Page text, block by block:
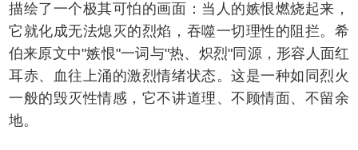
描绘了一个极其可怕的画面：当人的嫉恨燃烧起来，
它就化成无法熄灭的烈焰，吞噬一切理性的阻拦。希
伯来原文中"嫉恨"一词与"热、炽烈"同源，形容人面红
耳赤、血往上涌的激烈情绪状态。这是一种如同烈火
一般的毁灭性情感，它不讲道理、不顾情面、不留余
地。